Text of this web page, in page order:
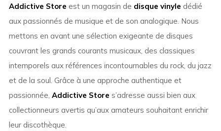
Addictive Store est un magasin de disque vinyle dédié
aux passionnés de musique et de son analogique. Nous
mettons en avant une sélection exigeante de disques
couvrant les grands courants musicaux, des classiques
intemporels aux références incontournables du rock, du jazz
et de la soul. Grâce à une approche authentique et
passionnée, Addictive Store s’adresse aussi bien aux
collectionneurs avertis qu’aux amateurs souhaitant enrichir
leur discothèque.